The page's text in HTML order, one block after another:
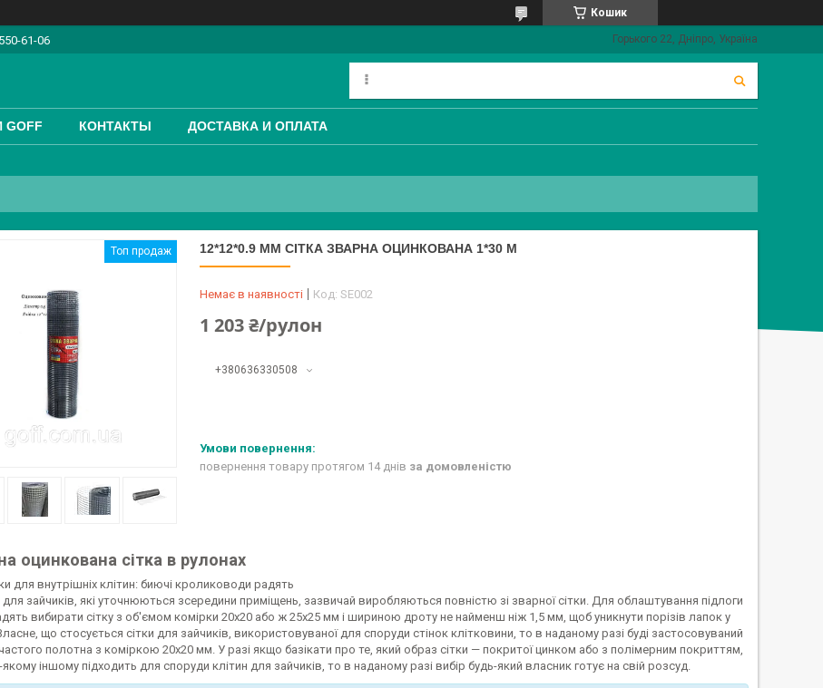
Кошик
61-06 Горького 22, Дніпро, Україна
КОНТАКТЫ ДОСТАВКА И ОПЛАТА
Топ продаж 12*12*0.9 ММ СІТКА ЗВАРНА ОЦИНКОВАНА 1*30 М
Немає в наявності Код: SE002
1 203 ₴/рулон
+380636330508
повернення товару протягом 14 днів за домовленістю
оцинкована сітка в рулонах
для внутрішніх клітин: биючі кролиководи радять
для зайчиків, які уточнюються зсередини приміщень, зазвичай виробляються повністю зі зварної сітки. Для облаштування підлоги
вибирати сітку з об'ємом комірки 20х20 або ж 25х25 мм і шириною дроту не найменш ніж 1,5 мм, щоб уникнути порізів лапок у
що стосується сітки для зайчиків, використовуваної для споруди стінок клітковини, то в наданому разі буді застосовуваний
полотна з коміркою 20х20 мм. У разі якщо базікати про те, який образ сітки — покритої цинком або з полімерним покриттям,
іншому підходить для споруди клітин для зайчиків, то в наданому разі вибір будь-який власник готує на свій розсуд.